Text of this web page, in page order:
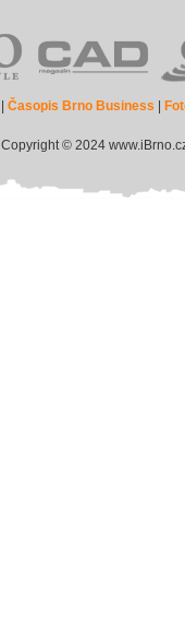
|Časopis Brno Business
Copyright © 2024